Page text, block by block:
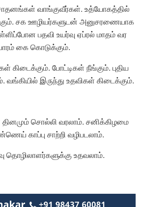
சாதனங்கள் வாங்குவீர்கள். உத்யோகத்தில்
சக ஊழியர்களுடன் அனுசரணையாக
பதவி உயர்வு ஏப்ரல் மாதம் வர
கை கொடுக்கும்.
கிடைக்கும். போட்டிகள் நீங்கும். புதிய
வங்கியில் இருந்து உதவிகள் கிடைக்கும்.
தினமும் சொல்லி வரலாம். சனிக்கிழமை
காப்பு சாற்றி வழிபடலாம்.
தொழிலாளர்களுக்கு உதவலாம்.